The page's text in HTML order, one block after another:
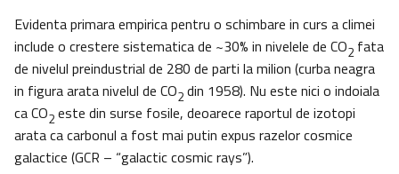
Evidenta primara empirica pentru o schimbare in curs a climei
include o crestere sistematica de ~30% in nivelele de CO2 fata
de nivelul preindustrial de 280 de parti la milion (curba neagra
in figura arata nivelul de CO2 din 1958). Nu este nici o indoiala
ca CO2 este din surse fosile, deoarece raportul de izotopi
arata ca carbonul a fost mai putin expus razelor cosmice
galactice (GCR – “galactic cosmic rays”).